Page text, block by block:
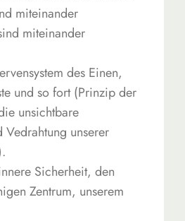
miteinander
miteinander
des Einen,
und so fort (Prinzip der
unsichtbare
unserer
Sicherheit, den
Zentrum, unserem